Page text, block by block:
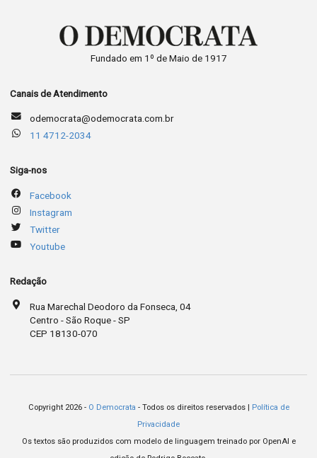
Fundado em 1º de Maio de 1917
Canais de Atendimento
odemocrata@odemocrata.com.br
11 4712-2034
Siga-nos
Facebook
Instagram
Twitter
Youtube
Redação
Rua Marechal Deodoro da Fonseca, 04
Centro - São Roque - SP
CEP 18130-070
Copyright 2026 - O Democrata - Todos os direitos reservados | Política de
Privacidade
Os textos são produzidos com modelo de linguagem treinado por OpenAI e